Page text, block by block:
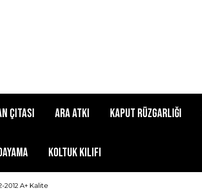
Çıtası Ara Atkı Kaput Rüzgarlığı
Koltuk Kılıfı
A+ Kalite